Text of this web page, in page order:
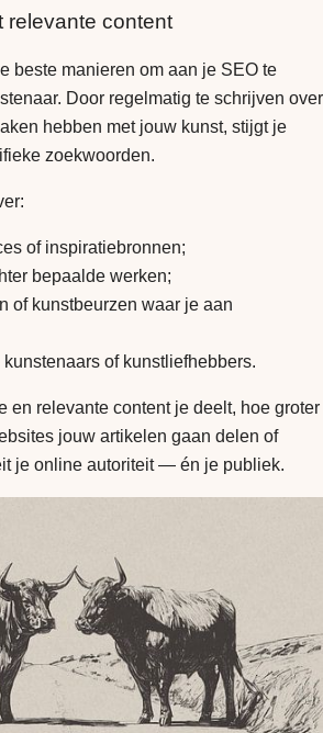
relevante content
beste manieren om aan je SEO te
Door regelmatig te schrijven over
hebben met jouw kunst, stijgt je
zoekwoorden.
of inspiratiebronnen;
bepaalde werken;
of kunstbeurzen waar je aan
of kunstliefhebbers.
en relevante content je deelt, hoe groter
jouw artikelen gaan delen of
je online autoriteit — én je publiek.